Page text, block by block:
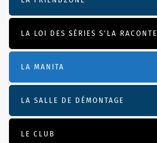
LA LOI DES SÉRIES S'LA RACONTE
LA MANITA
LA SALLE DE DÉMONTAGE
LE CLUB